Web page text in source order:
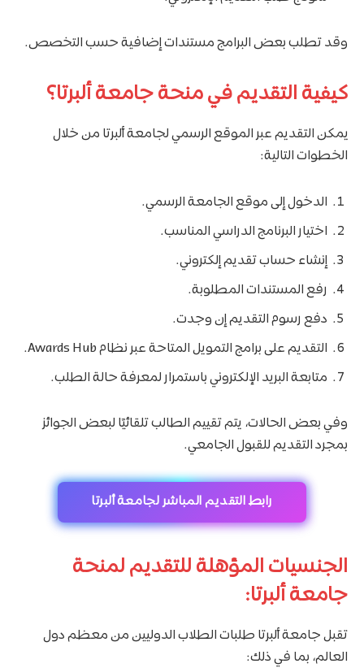
وقد تطلب بعض البرامج مستندات إضافية حسب التخصص.
كيفية التقديم في منحة جامعة ألبرتا؟
يمكن التقديم عبر الموقع الرسمي لجامعة ألبرتا من خلال
الخطوات التالية:
الدخول إلى موقع الجامعة الرسمي.
اختيار البرنامج الدراسي المناسب.
إنشاء حساب تقديم إلكتروني.
رفع المستندات المطلوبة.
دفع رسوم التقديم إن وجدت.
التقديم على برامج التمويل المتاحة عبر نظام Awards Hub.
متابعة البريد الإلكتروني باستمرار لمعرفة حالة الطلب.
وفي بعض الحالات، يتم تقييم الطالب تلقائيًا لبعض الجوائز
بمجرد التقديم للقبول الجامعي.
رابط التقديم المباشر لجامعة ألبرتا
الجنسيات المؤهلة للتقديم لمنحة
جامعة ألبرتا:
تقبل جامعة ألبرتا طلبات الطلاب الدوليين من معظم دول
العالم، بما في ذلك: